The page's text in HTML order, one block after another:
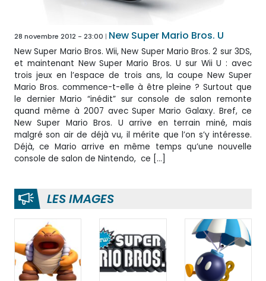
28 novembre 2012 - 23:00 New Super Mario Bros. U
New Super Mario Bros. Wii, New Super Mario Bros. 2 sur 3DS,
et maintenant New Super Mario Bros. U sur Wii U : avec
trois jeux en l’espace de trois ans, la coupe New Super
Mario Bros. commence-t-elle à être pleine ? Surtout que
le dernier Mario “inédit” sur console de salon remonte
quand même à 2007 avec Super Mario Galaxy. Bref, ce
New Super Mario Bros. U arrive en terrain miné, mais
malgré son air de déjà vu, il mérite que l’on s’y intéresse.
Déjà, ce Mario arrive en même temps qu’une nouvelle
console de salon de Nintendo, ce […]
LES IMAGES